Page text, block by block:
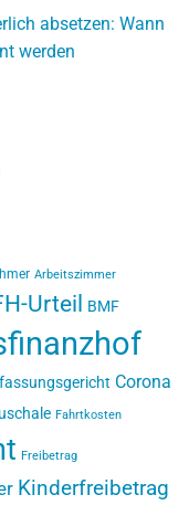
absetzen: Wann
werden
Arbeitszimmer
Urteil BMF
Corona
Fahrtkosten
Freibetrag
Kinderfreibetrag